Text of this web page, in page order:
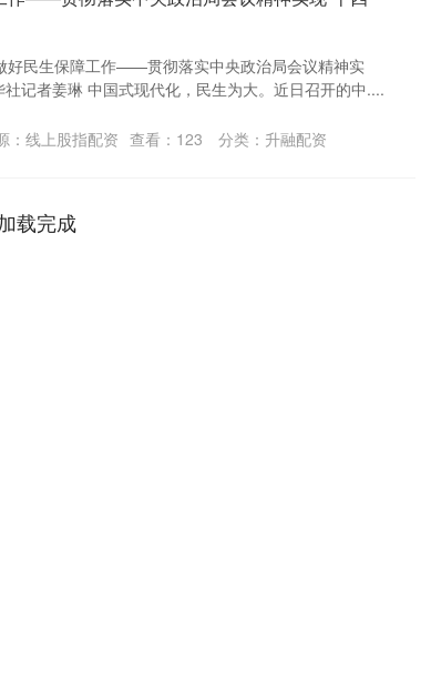
民生保障工作——贯彻落实中央政治局会议精神实
记者姜琳 中国式现代化，民生为大。近日召开的中....
：线上股指配资 查看： 123 分类： 升融配资
载完成